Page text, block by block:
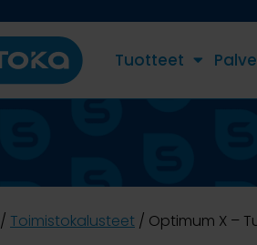
Tuotteet
/ Toimistokalusteet / Optimum X –